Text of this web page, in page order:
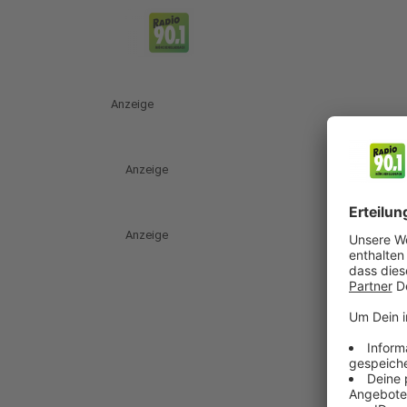
Anzeige
Anzeige
Anzeige